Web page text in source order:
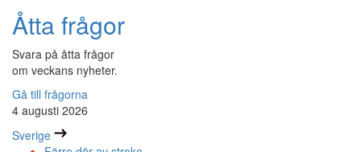
Åtta frågor
Svara på åtta frågor
om veckans nyheter.
Gå till frågorna
4 augusti 2026
Sverige